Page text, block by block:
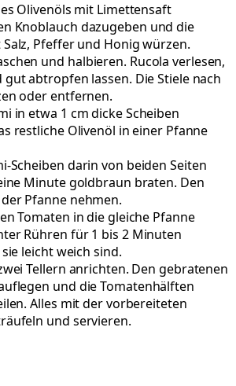
Olivenöls mit Limettensaft
Knoblauch dazugeben und die
Pfeffer und Honig würzen.
und halbieren. Rucola verlesen,
abtropfen lassen. Die Stiele nach
oder entfernen.
in etwa 1 cm dicke Scheiben
restliche Olivenöl in einer Pfanne
Scheiben darin von beiden Seiten
Minute goldbraun braten. Den
Pfanne nehmen.
Tomaten in die gleiche Pfanne
Rühren für 1 bis 2 Minuten
leicht weich sind.
Tellern anrichten. Den gebratenen
und die Tomatenhälften
Alles mit der vorbereiteten
und servieren.